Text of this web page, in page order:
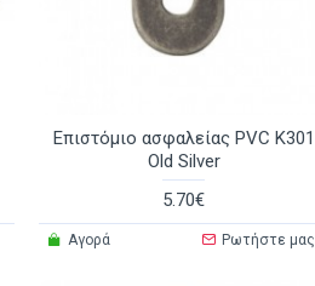
Επιστόμιο ασφαλείας PVC Κ301
Old Silver
5.70€
Αγορά Ρωτήστε μας